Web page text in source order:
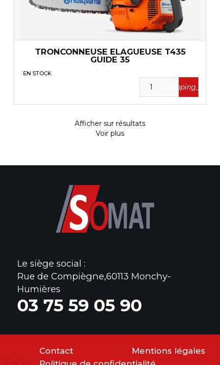
TRONCONNEUSE ELAGUEUSE T435
GUIDE 35
EN STOCK
shopping_cart
Afficher sur résultats
Voir plus
Le siège social :
Rue de Compiègne,60113 Monchy-
Humières
03 75 59 05 90
Contact
Mentions légales